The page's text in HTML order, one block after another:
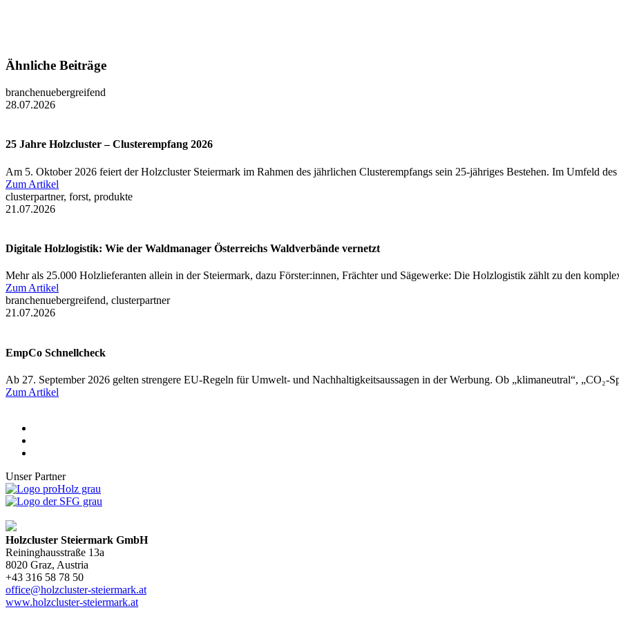
Ähnliche Beiträge
branchenuebergreifend
28.07.2026
25 Jahre Holzcluster – Clusterempfang 2026
Am 5. Oktober 2026 feiert der Holzcluster Steiermark im Rahmen des jährlichen Clusterempfangs sein 25-jähriges Bestehen. Im Umfeld
Zum Artikel
clusterpartner, forst, produkte
21.07.2026
Digitale Holzlogistik: Wie der Waldmanager Österreichs Waldverbände vernetzt
Mehr als 25.000 Holzlieferanten allein in der Steiermark, dazu Förster:innen, Frächter und Sägewerke: Die Holzlogistik zählt zu den
Zum Artikel
branchenuebergreifend, clusterpartner
21.07.2026
EmpCo Schnellcheck
Ab 27. September 2026 gelten strengere EU-Regeln für Umwelt- und Nachhaltigkeitsaussagen in der Werbung. Ob „klimaneutral“, „CO₂-
Zum Artikel
Unser Partner
Holzcluster Steiermark GmbH
Reininghausstraße 13a
8020 Graz, Austria
+43 316 58 78 50
office@holzcluster-steiermark.at
www.holzcluster-steiermark.at